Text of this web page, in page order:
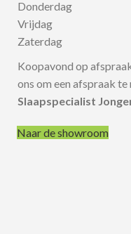
Donderdag
Vrijdag
Zaterdag
Koopavond op
ons om een afspraak te
Slaapspecialist
Naar de showroom